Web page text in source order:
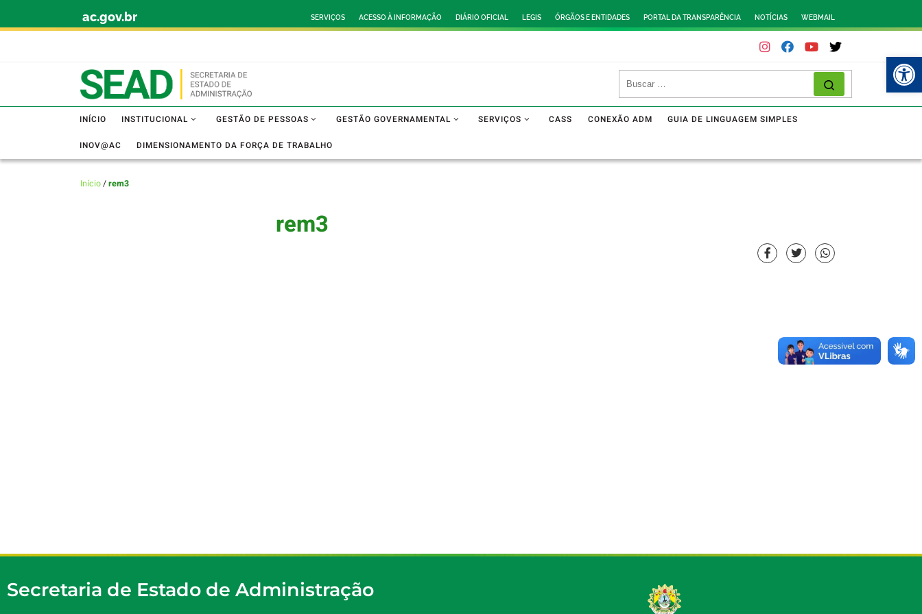
ac.gov.br SERVIÇOS ACESSO À INFORMAÇÃO DIÁRIO OFICIAL LEGIS ÓRGÃOS E ENTIDADES PORTAL DA TRANSPARÊNCIA NOTÍCIAS WEBMAIL
INÍCIO INSTITUCIONAL GESTÃO DE PESSOAS GESTÃO GOVERNAMENTAL SERVIÇOS CASS CONEXÃO ADM GUIA DE LINGUAGEM SIMPLES
INOV@AC DIMENSIONAMENTO DA FORÇA DE TRABALHO
Início/rem3
rem3
Secretaria de Estado de Administração